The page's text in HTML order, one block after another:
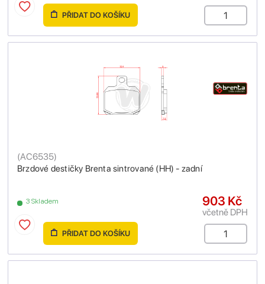
PŘIDAT DO KOŠÍKU
Brzdové destičky Brenta sintrované (HH) - zadní
(AC6535)
3 Skladem 903 Kč
včetně DPH
PŘIDAT DO KOŠÍKU